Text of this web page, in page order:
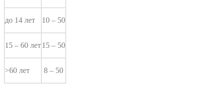
до 14 лет 10 – 50
15 – 60 лет15 – 50
>60 лет 8 – 50